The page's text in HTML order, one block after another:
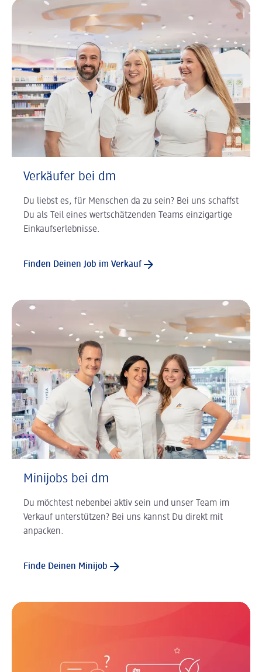
Verkäufer bei dm
Du liebst es, für Menschen da zu sein? Bei uns schaffst
Du als Teil eines wertschätzenden Teams einzigartige
Einkaufserlebnisse.
Finden Deinen Job im Verkauf
Minijobs bei dm
Du möchtest nebenbei aktiv sein und unser Team im
Verkauf unterstützen? Bei uns kannst Du direkt mit
anpacken.
Finde Deinen Minijob